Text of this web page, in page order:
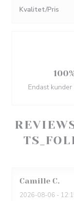
Camille C
2026-08-06 -
Kvalitet/Pris
Endast